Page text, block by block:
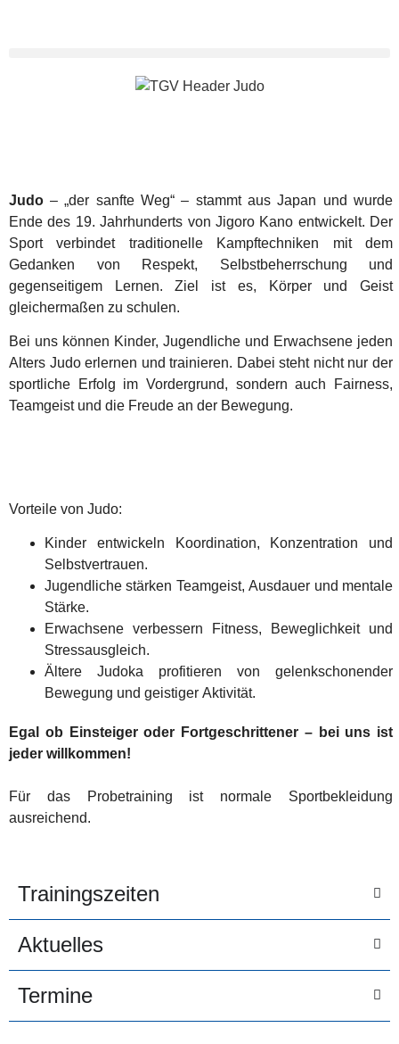
Judo – „der sanfte Weg“ – stammt aus Japan und wurde
Ende des 19. Jahrhunderts von Jigoro Kano entwickelt. Der
Sport verbindet traditionelle Kampftechniken mit dem
Gedanken von Respekt, Selbstbeherrschung und
gegenseitigem Lernen. Ziel ist es, Körper und Geist
gleichermaßen zu schulen.
Bei uns können Kinder, Jugendliche und Erwachsene jeden
Alters Judo erlernen und trainieren. Dabei steht nicht nur der
sportliche Erfolg im Vordergrund, sondern auch Fairness,
Teamgeist und die Freude an der Bewegung.
Vorteile von Judo:
Kinder entwickeln Koordination, Konzentration und
Selbstvertrauen.
Jugendliche stärken Teamgeist, Ausdauer und mentale
Stärke.
Erwachsene verbessern Fitness, Beweglichkeit und
Stressausgleich.
Ältere Judoka profitieren von gelenkschonender
Bewegung und geistiger Aktivität.
Egal ob Einsteiger oder Fortgeschrittener – bei uns ist
jeder willkommen!
Für das Probetraining ist normale Sportbekleidung
ausreichend.
Trainingszeiten
Aktuelles
Termine